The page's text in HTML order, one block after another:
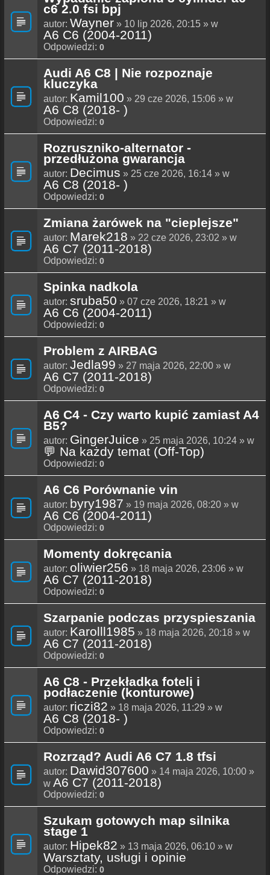
c6 2.0 fsi bpj
autor: Wayner » 10 lip 2026, 20:15 » w
A6 C6 (2004-2011)
Odpowiedzi: 0
Audi A6 C8 | Nie rozpoznaje
kluczyka
autor: Kamil100 » 29 cze 2026, 15:06 » w
A6 C8 (2018- )
Odpowiedzi: 0
Rozruszniko-alternator -
przedłużona gwarancja
autor: Decimus » 25 cze 2026, 16:14 » w
A6 C8 (2018- )
Odpowiedzi: 0
Zmiana żarówek na "cieplejsze"
autor: Marek218 » 22 cze 2026, 23:02 » w
A6 C7 (2011-2018)
Odpowiedzi: 0
Spinka nadkola
autor: sruba50 » 07 cze 2026, 18:21 » w
A6 C6 (2004-2011)
Odpowiedzi: 0
Problem z AIRBAG
autor: Jedla99 » 27 maja 2026, 22:00 » w
A6 C7 (2011-2018)
Odpowiedzi: 0
A6 C4 - Czy warto kupić zamiast A4
B5?
autor: GingerJuice » 25 maja 2026, 10:24 » w
💬 Na każdy temat (Off-Top)
Odpowiedzi: 0
A6 C6 Porównanie vin
autor: byry1987 » 19 maja 2026, 08:20 » w
A6 C6 (2004-2011)
Odpowiedzi: 0
Momenty dokręcania
autor: oliwier256 » 18 maja 2026, 23:06 » w
A6 C7 (2011-2018)
Odpowiedzi: 0
Szarpanie podczas przyspieszania
autor: Karolll1985 » 18 maja 2026, 20:18 » w
A6 C7 (2011-2018)
Odpowiedzi: 0
A6 C8 - Przekładka foteli i
podłaczenie (konturowe)
autor: riczi82 » 18 maja 2026, 11:29 » w
A6 C8 (2018- )
Odpowiedzi: 0
Rozrząd? Audi A6 C7 1.8 tfsi
autor: Dawid307600 » 14 maja 2026, 10:00 »
w A6 C7 (2011-2018)
Odpowiedzi: 0
Szukam gotowych map silnika
stage 1
autor: Hipek82 » 13 maja 2026, 06:10 » w
Warsztaty, usługi i opinie
Odpowiedzi: 0